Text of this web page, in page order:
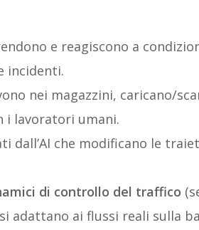
e reagiscono a
incidenti.
nei magazzini, caricano/
i lavoratori umani.
dall’AI che modificano le
di controllo del traffico
adattano ai flussi reali sulla